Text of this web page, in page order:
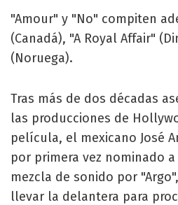
"Amour" y "No" compiten
(Canadá), "A Royal Affair"
(Noruega).
Tras más de dos décadas
las producciones de
película, el mexicano José
por primera vez nominado
mezcla de sonido por
llevar la delantera para